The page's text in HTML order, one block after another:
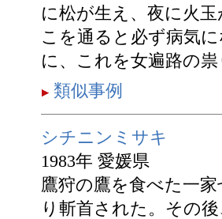
に松が生え、夜に火
こを通ると必ず病気
に、これを女遍路の
類似事例
シチニンミサキ
1983年 愛媛県
鷹狩の鷹を食べた一
り斬首された。その